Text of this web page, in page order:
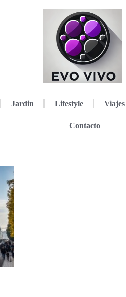
Jardin Lifestyle Viajes
Contacto